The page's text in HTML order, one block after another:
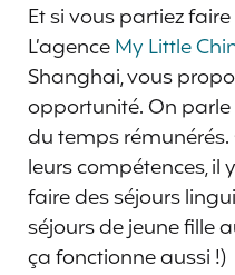
Et si vous partiez
L’agenceMy Little
Shanghai, vous
opportunité. On
du temps rémunérés.
leurs compétences, il
faire des séjours
séjours de jeune fille
ça fonctionne aussi !)